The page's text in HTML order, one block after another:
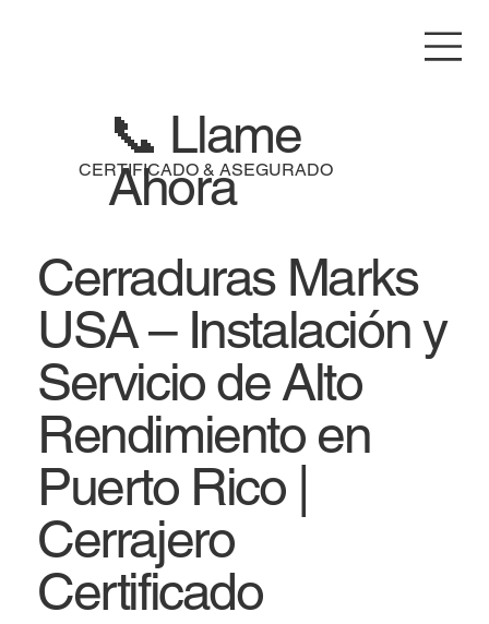
CERTIFICADO & ASEGURADO
📞 Llame
Ahora
Cerraduras Marks
USA – Instalación y
Servicio de Alto
Rendimiento en
Puerto Rico |
Cerrajero
Certificado